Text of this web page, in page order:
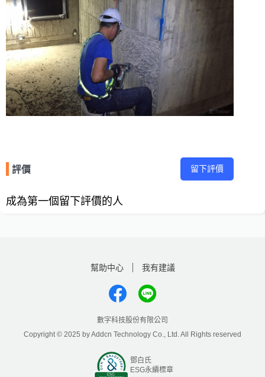
評價 留下評價
成為第一個留下評價的人
幫助中心 我有建議
數字科技股份有限公司
Copyright © 2025 by Addcn Technology Co., Ltd. All Rights reserved
鄧白氏
ESG永續標章